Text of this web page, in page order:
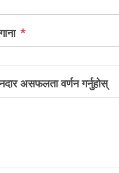
*
असफलता वर्णन गर्नुहोस्